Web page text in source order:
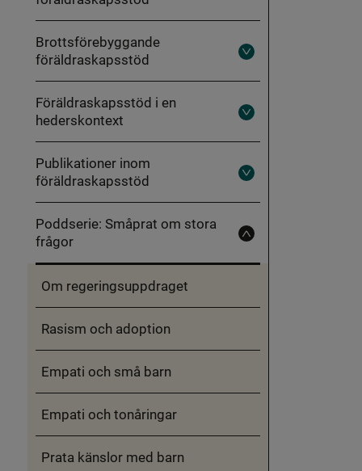
Brottsförebyggande
föräldraskapsstöd
Fäll
Brottsförebyggande
Föräldraskapsstöd i en
hederskontext
Fäll
Föräldraskapsstöd
en
hederskontext
Publikationer inom
föräldraskapsstöd
Fäll
Publikationer
föräldraskapsstöd
Poddserie: Småprat om stora
frågor
Fäll
Poddserie:
frågor
Om regeringsuppdraget
Rasism och adoption
Empati och små barn
Empati och tonåringar
Prata känslor med barn